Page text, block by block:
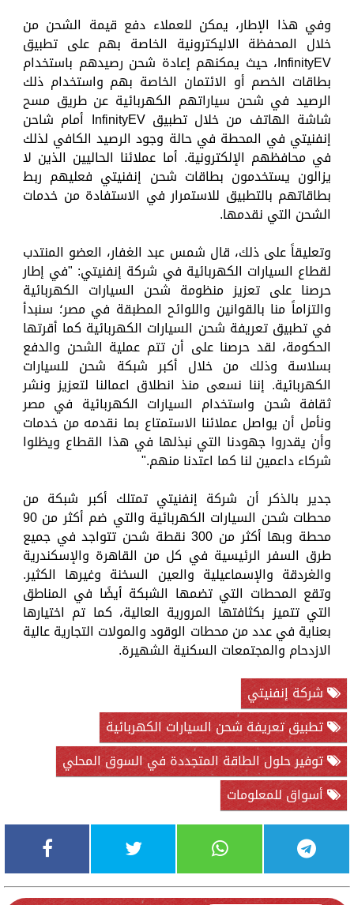
وفي هذا الإطار، يمكن للعملاء دفع قيمة الشحن من
خلال المحفظة الاليكترونية الخاصة بهم على تطبيق
InfinityEV، حيث يمكنهم إعادة شحن رصيدهم باستخدام
بطاقات الخصم أو الائتمان الخاصة بهم واستخدام ذلك
الرصيد في شحن سياراتهم الكهربائية عن طريق مسح
شاشة الهاتف من خلال تطبيق InfinityEV أمام شاحن
إنفنيتي في المحطة في حالة وجود الرصيد الكافي لذلك
في محافظهم الإلكترونية. أما عملائنا الحاليين الذين لا
يزالون يستخدمون بطاقات شحن إنفنيتي فعليهم ربط
بطاقاتهم بالتطبيق للاستمرار في الاستفادة من خدمات
الشحن التي نقدمها.
وتعليقاً على ذلك، قال شمس عبد الغفار، العضو المنتدب
لقطاع السيارات الكهربائية في شركة إنفنيتي: "في إطار
حرصنا على تعزيز منظومة شحن السيارات الكهربائية
والتزاماً منا بالقوانين واللوائح المطبقة في مصر؛ سنبدأ
في تطبيق تعريفة شحن السيارات الكهربائية كما أقرتها
الحكومة، لقد حرصنا على أن تتم عملية الشحن والدفع
بسلاسة وذلك من خلال أكبر شبكة شحن للسيارات
الكهربائية. إننا نسعى منذ انطلاق اعمالنا لتعزيز ونشر
ثقافة شحن واستخدام السيارات الكهربائية في مصر
ونأمل أن يواصل عملائنا الاستمتاع بما نقدمه من خدمات
وأن يقدروا جهودنا التي نبذلها في هذا القطاع ويظلوا
شركاء داعمين لنا كما اعتدنا منهم."
جدير بالذكر أن شركة إنفنيتي تمتلك أكبر شبكة من
محطات شحن السيارات الكهربائية والتي ضم أكثر من 90
محطة وبها أكثر من 300 نقطة شحن تتواجد في جميع
طرق السفر الرئيسية في كل من القاهرة والإسكندرية
والغردقة والإسماعيلية والعين السخنة وغيرها الكثير.
وتقع المحطات التي تضمها الشبكة أيضًا في المناطق
التي تتميز بكثافتها المرورية العالية، كما تم اختيارها
بعناية في عدد من محطات الوقود والمولات التجارية عالية
الازدحام والمجتمعات السكنية الشهيرة.
شركة إنفنيتي
تطبيق تعريفة شحن السيارات الكهربائية
توفير حلول الطاقة المتجددة في السوق المحلي
أسواق للمعلومات